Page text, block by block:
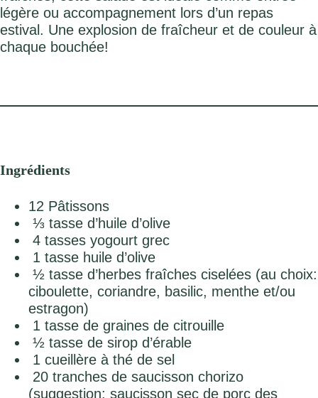
légère ou accompagnement lors d’un repas
estival. Une explosion de fraîcheur et de couleur à
chaque bouchée!
Ingrédients
12 Pâtissons
⅓ tasse d’huile d’olive
4 tasses yogourt grec
1 tasse huile d’olive
½ tasse d’herbes fraîches ciselées (au choix:
ciboulette, coriandre, basilic, menthe et/ou
estragon)
1 tasse de graines de citrouille
½ tasse de sirop d’érable
1 cueillère à thé de sel
20 tranches de saucisson chorizo
(suggestion: saucisson sec de porc des